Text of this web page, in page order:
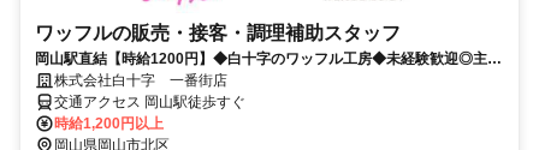
ワッフルの販売・接客・調理補助スタッフ
岡山駅直結【時給1200円】◆白十字のワッフル工房◆未経験歓迎◎主
婦・フリーター活躍中◎週3～OK◎
株式会社白十字 一番街店
交通アクセス 岡山駅徒歩すぐ
時給1,200円以上
岡山県岡山市北区